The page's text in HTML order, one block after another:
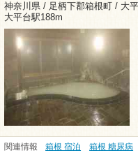
神奈川県 / 足柄下郡箱根町 / 大
大平台駅188m
関連情報 箱根 宿泊 箱根 糖尿病